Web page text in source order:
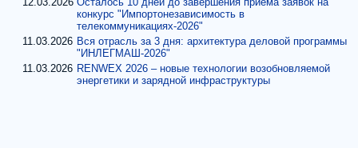
конкурс "Импортонезависимость в
телекоммуникациях-2026"
11.03.2026 Вся отрасль за 3 дня: архитектура деловой программы
"ИНЛЕГМАШ-2026"
11.03.2026 RENWEX 2026 – новые технологии возобновляемой
энергетики и зарядной инфраструктуры